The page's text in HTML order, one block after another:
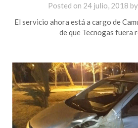
Posted on 24 julio, 2018 by
El servicio ahora está a cargo de
de que Tecnogas fuera